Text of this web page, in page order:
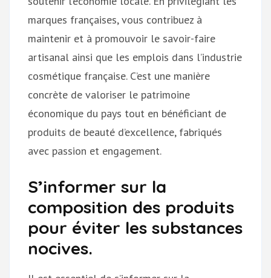
marques françaises, vous contribuez à
maintenir et à promouvoir le savoir-faire
artisanal ainsi que les emplois dans l’industrie
cosmétique française. C’est une manière
concrète de valoriser le patrimoine
économique du pays tout en bénéficiant de
produits de beauté d’excellence, fabriqués
avec passion et engagement.
S’informer sur la
composition des produits
pour éviter les substances
nocives.